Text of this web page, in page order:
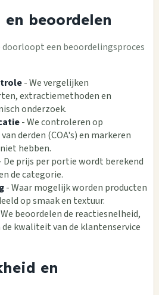
en beoordelen
doorloopt een beoordelingsproces
- We vergelijken
extractiemethoden en
onderzoek.
- We controleren op
derden (COA's) en markeren
hebben.
De prijs per portie wordt berekend
de categorie.
- Waar mogelijk worden producten
op smaak en textuur.
beoordelen de reactiesnelheid,
kwaliteit van de klantenservice
en